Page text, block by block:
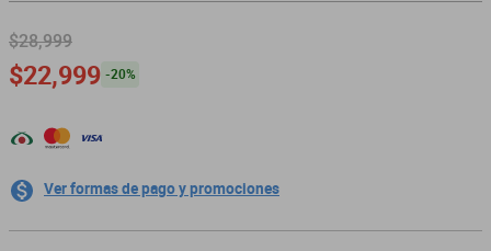
$28,999
$22,999 -20%
Ver formas de pago y promociones